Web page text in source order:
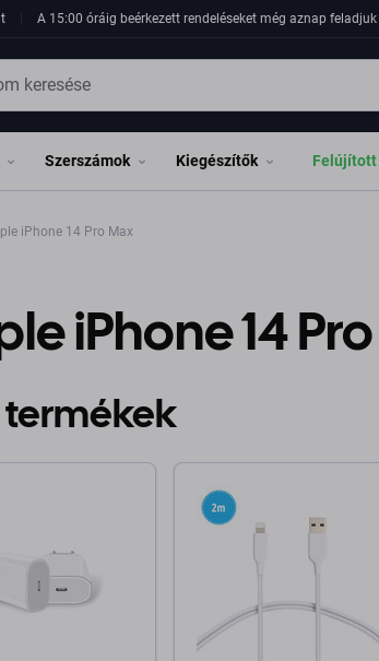
A 15:00 óráig beérkezett rendeléseket még aznap
Szerszámok Kiegészítők Felújított
iPhone 14 Pro Max
iPhone 14
termékek